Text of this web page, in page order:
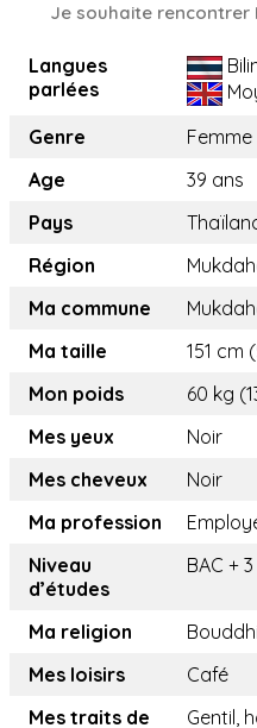
Je souhaite rencontrer
Langues
parlées
Genre
Femme
Age
39 ans
Pays
Région
Ma commune
Ma taille
151 cm
Mon poids
60 kg
Mes yeux
Noir
Mes cheveux
Noir
Ma profession
Niveau
d’études
BAC + 3
Ma religion
Mes loisirs
Café
Mes traits de
Gentil,